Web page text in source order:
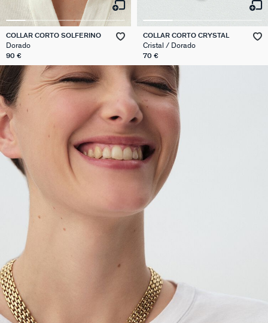
COLLAR CORTO SOLFERINO
Dorado
90 €
COLLAR CORTO CRYSTAL
Cristal / Dorado
70 €